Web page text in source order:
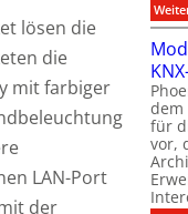
lösen die
die
mit farbiger
LAN-Port
der
dem
für
vor,